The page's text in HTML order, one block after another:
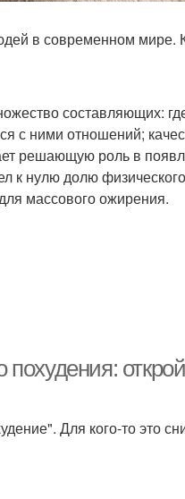
в современном мире.
составляющих:
с ними отношений;
решающую роль в
к нулю долю
массового ожирения.
Для кого-то это